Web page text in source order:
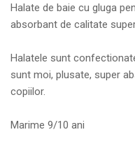
Halate de baie cu gluga
absorbant de calitate
Halatele sunt
sunt moi, plusate, super
copiilor.
Marime 9/10 ani